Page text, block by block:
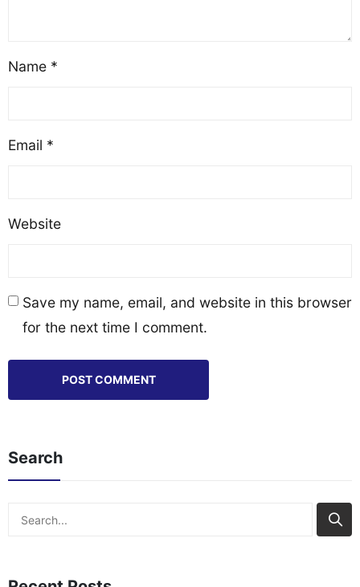
на 15%» звучить досить
Name *
Email *
Website
Save my name, email, and website in this browser
for the next time I comment.
Search
Search